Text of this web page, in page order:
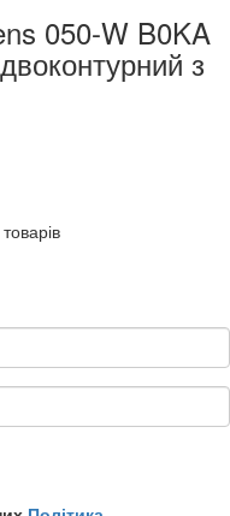
050-W B0KA
з